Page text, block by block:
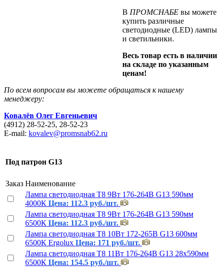
В ПРОМСНАБЕ вы можете
купить различные
светодиодные (LED) лампы
и светильники.
Весь товар есть в наличии
на складе по указанным
ценам!
По всем вопросам вы можете обращаться к нашему
менеджеру:
Ковалёв Олег Евгеньевич
(4912) 28-52-25, 28-52-23
E-mail: kovalev@promsnab62.ru
Под патрон G13
Заказ Наименование
Лампа светодиодная T8 9Вт 176-264В G13 590мм
4000К Цена: 112.3 руб./шт.
Лампа светодиодная T8 9Вт 176-264В G13 590мм
6500К Цена: 112.3 руб./шт.
Лампа светодиодная T8 10Вт 172-265В G13 600мм
6500К Ergolux Цена: 171 руб./шт.
Лампа светодиодная T8 11Вт 176-264В G13 28х590мм
6500К Цена: 154.5 руб./шт.